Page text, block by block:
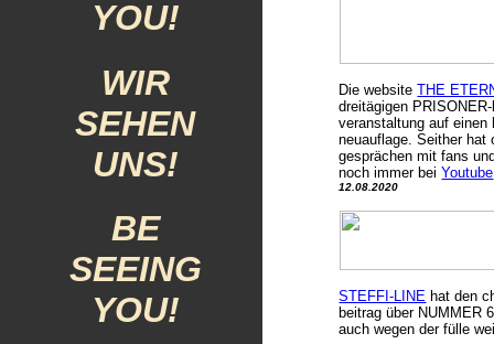
YOU!
WIR
SEHEN
UNS!
BE
SEEING
YOU!
Die websiteTHE
dreitägigen
veranstaltung auf einen
neuauflage. Seither hat
gesprächen mit fans
noch immer beiYoutube
12.08.2020
STEFFI-LINE hat den
beitrag über NUMMER
auch wegen der fülle